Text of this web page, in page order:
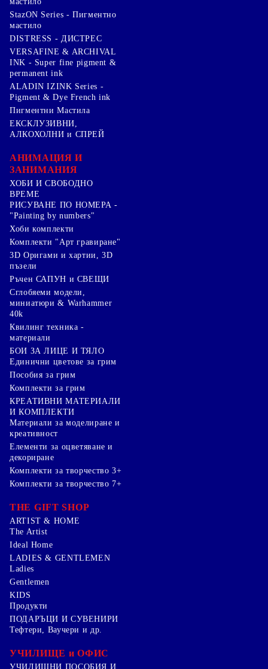
StazON Series - Пигментно
мастило
DISTRESS - ДИСТРЕС
VERSAFINE & ARCHIVAL
INK - Super fine pigment &
permanent ink
ALADIN IZINK Series -
Pigment & Dye French ink
Пигментни Мастила
ЕКСКЛУЗИВНИ,
АЛКОХОЛНИ и СПРЕЙ
АНИМАЦИЯ И
ЗАНИМАНИЯ
ХОБИ И СВОБОДНО
ВРЕМЕ
РИСУВАНЕ ПО НОМЕРА -
"Painting by numbers"
Хоби комплекти
Комплекти "Арт гравиране"
3D Оригами и хартии, 3D
пъзели
Ръчен САПУН и СВЕЩИ
Сглобяеми модели,
миниатюри & Warhammer
40k
Квилинг техника -
материали
БОИ ЗА ЛИЦЕ И ТЯЛО
Единични цветове за грим
Пособия за грим
Комплекти за грим
КРЕАТИВНИ МАТЕРИАЛИ
И КОМПЛЕКТИ
Mатериали за моделиране и
креативност
Елементи за оцветяване и
декориране
Комплекти за творчество 3+
Комплекти за творчество 7+
THE GIFT SHOP
ARTIST & HOME
The Artist
Ideal Home
LADIES & GENTLEMEN
Ladies
Gentlemen
KIDS
Продукти
ПОДАРЪЦИ И СУВЕНИРИ
Тефтери, Ваучери и др.
УЧИЛИЩЕ и ОФИС
УЧИЛИЩНИ ПОСОБИЯ И